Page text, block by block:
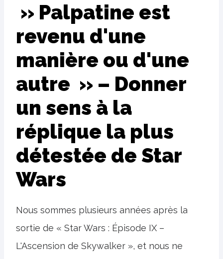
» Palpatine est
revenu d'une
manière ou d'une
autre » – Donner
un sens à la
réplique la plus
détestée de Star
Wars
Nous sommes plusieurs années après la
sortie de « Star Wars : Épisode IX –
L'Ascension de Skywalker », et nous ne